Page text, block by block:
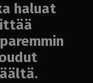
haluat